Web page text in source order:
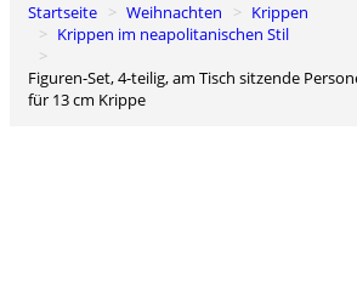
0
Warenkorb
Startseite Weihnachten
Krippen
Krippen im neapolitanischen Stil
Figuren-Set, 4-teilig, am Tisch sitzende Personen, neapolitanischer Stil,
für 13 cm Krippe